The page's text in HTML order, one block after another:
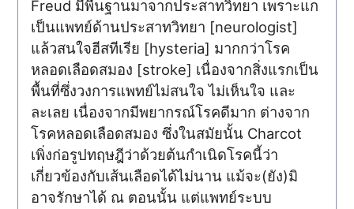
Freud มีพื้นฐานมาจากประสาทวิทยา เพราะแก
เป็นแพทย์ด้านประสาทวิทยา [neurologist]
แล้วสนใจฮีสทีเรีย [hysteria] มากกว่าโรค
หลอดเลือดสมอง [stroke] เนื่องจากสิ่งแรกเป็น
พื้นที่ซึ่งวงการแพทย์ไม่สนใจ ไม่เห็นใจ และ
ละเลย เนื่องจากมีพยากรณ์โรคดีมาก ต่างจาก
โรคหลอดเลือดสมอง ซึ่งในสมัยนั้น Charcot
เพิ่งก่อรูปทฤษฎีว่าด้วยต้นกำเนิดโรคนี้ว่า
เกี่ยวข้องกับเส้นเลือดได้ไม่นาน แม้จะ(ยัง)มิ
อาจรักษาได้ ณ ตอนนั้น แต่แพทย์ระบบ